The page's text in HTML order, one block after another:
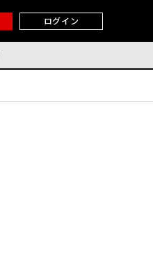
ログイン